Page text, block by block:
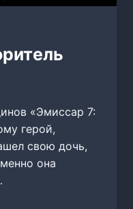
«Эмиссар 7:
герой,
свою дочь,
она